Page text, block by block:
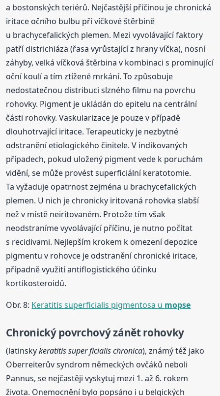
a bostonských teriérů. Nejčastější příčinou je chronická
iritace očního bulbu při víčkové štěrbině
u brachycefalických plemen. Mezi vyvolávající faktory
patří districhiáza (řasa vyrůstající z hrany víčka), nosní
záhyby, velká víčková štěrbina v kombinaci s prominující
oční koulí a tím ztížené mrkání. To způsobuje
nedostatečnou distribuci slzného filmu na povrchu
rohovky. Pigment je ukládán do epitelu na centrální
části rohovky. Vaskularizace je pouze v případě
dlouhotrvající iritace. Terapeuticky je nezbytné
odstranění etiologického činitele. V indikovaných
případech, pokud uložený pigment vede k poruchám
vidění, se může provést superficiální keratotomie.
Ta vyžaduje opatrnost zejména u brachycefalických
plemen. U nich je chronicky iritovaná rohovka slabší
než v místě neiritovaném. Protože tím však
neodstraníme vyvolávající příčinu, je nutno počítat
s recidivami. Nejlepším krokem k omezení depozice
pigmentu v rohovce je odstranění chronické iritace,
případně využití antiflogistického účinku
kortikosteroidů.
Obr. 8: Keratitis superficialis pigmentosa u mopse
Chronický povrchový zánět rohovky
(latinskykeratitis superficialis chronica), známý též jako
Oberreiterův syndrom německých ovčáků neboli
Pannus, se nejčastěji vyskytuj mezi 1. až 6. rokem
života. Onemocnění bylo popsáno i u belgických